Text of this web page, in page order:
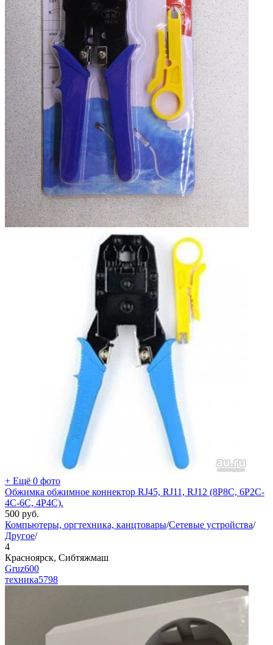
+ Ещё 0 фото
Обжимка обжимное коннектор RJ45, RJ11, RJ12 (8P8C, 6P2C-
4C-6С, 4P4C).
500 руб.
Компьютеры, оргтехника, канцтовары/Сетевые устройства/
Другое/
4
Красноярск, Сибтяжмаш
Gruz600
техника5798